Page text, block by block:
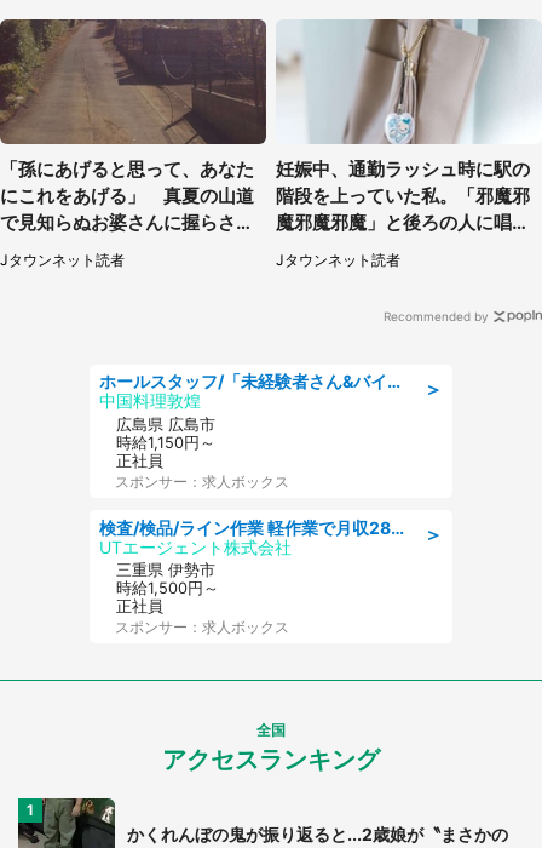
「孫にあげると思って、あなた
にこれをあげる」 真夏の山道
で見知らぬお婆さんに握らされ
たもの（山口県・30代女性）
Jタウンネット読者
妊娠中、通勤ラッシュ時に駅の
階段を上っていた私。「邪魔邪
魔邪魔邪魔」と後ろの人に唱え
られて（神奈川県・30代女性）
Jタウンネット読者
Recommended by
＞
ホールスタッフ/「未経験者さん&バイトデビューも大歓迎」残業ほぼなし×1日3時間〜勤務OK!フォロー体制も充実/広島県/広島市南区
中国料理敦煌
広島県 広島市
時給1,150円～
正社員
スポンサー：求人ボックス
＞
検査/検品/ライン作業 軽作業で月収28万円可 センサー部品の箱詰め 日勤 土日休
UTエージェント株式会社
三重県 伊勢市
時給1,500円～
正社員
スポンサー：求人ボックス
全国
アクセスランキング
かくれんぼの鬼が振り返ると...2歳娘が〝まさかの